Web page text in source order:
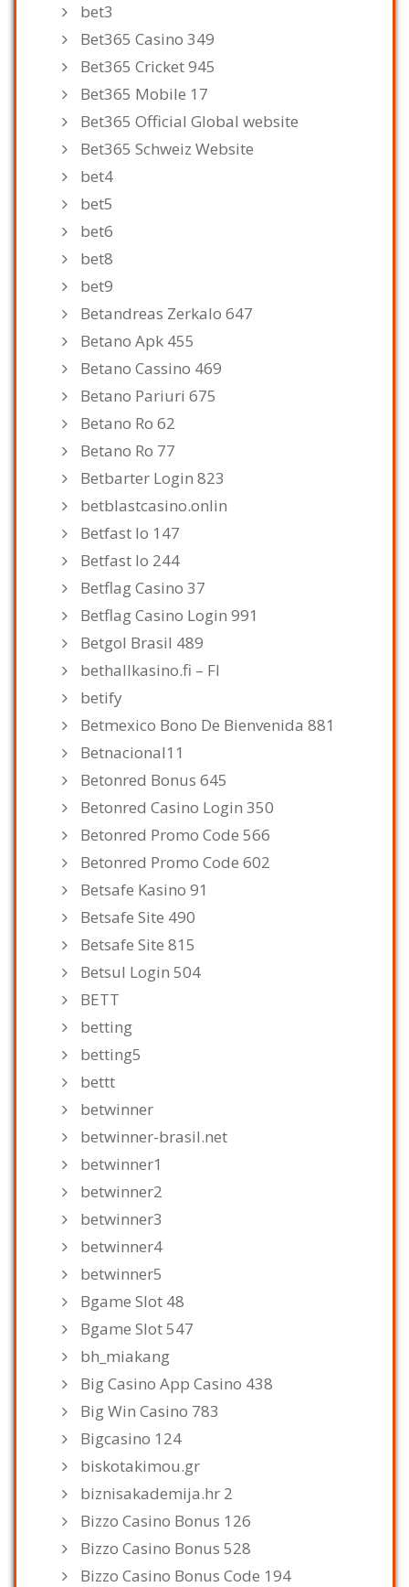
bet3
Bet365 Casino 349
Bet365 Cricket 945
Bet365 Mobile 17
Bet365 Official Global website
Bet365 Schweiz Website
bet4
bet5
bet6
bet8
bet9
Betandreas Zerkalo 647
Betano Apk 455
Betano Cassino 469
Betano Pariuri 675
Betano Ro 62
Betano Ro 77
Betbarter Login 823
betblastcasino.onlin
Betfast Io 147
Betfast Io 244
Betflag Casino 37
Betflag Casino Login 991
Betgol Brasil 489
bethallkasino.fi – FI
betify
Betmexico Bono De Bienvenida 881
Betnacional11
Betonred Bonus 645
Betonred Casino Login 350
Betonred Promo Code 566
Betonred Promo Code 602
Betsafe Kasino 91
Betsafe Site 490
Betsafe Site 815
Betsul Login 504
BETT
betting
betting5
bettt
betwinner
betwinner-brasil.net
betwinner1
betwinner2
betwinner3
betwinner4
betwinner5
Bgame Slot 48
Bgame Slot 547
bh_miakang
Big Casino App Casino 438
Big Win Casino 783
Bigcasino 124
biskotakimou.gr
biznisakademija.hr 2
Bizzo Casino Bonus 126
Bizzo Casino Bonus 528
Bizzo Casino Bonus Code 194